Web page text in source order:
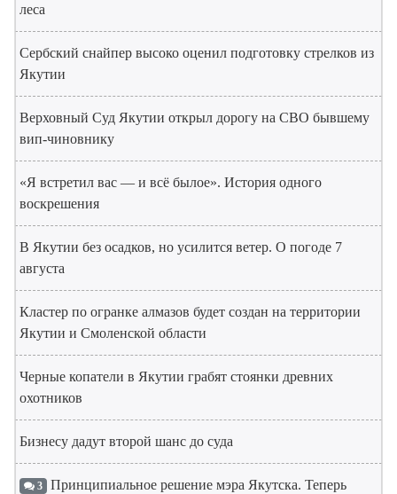
леса
Сербский снайпер высоко оценил подготовку стрелков из
Якутии
Верховный Суд Якутии открыл дорогу на СВО бывшему
вип-чиновнику
«Я встретил вас — и всё былое». История одного
воскрешения
В Якутии без осадков, но усилится ветер. О погоде 7
августа
Кластер по огранке алмазов будет создан на территории
Якутии и Смоленской области
Черные копатели в Якутии грабят стоянки древних
охотников
Бизнесу дадут второй шанс до суда
3 Принципиальное решение мэра Якутска. Теперь